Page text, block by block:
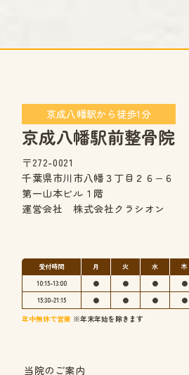
京成八幡駅から徒歩1分
京成八幡駅前整骨院
〒272-0021
千葉県市川市八幡３丁目２６−６
第一山本ビル１階
運営会社 株式会社クラシオン
受付時間 月 火 水 木
10:15-13:00
● ● ● ●
15:30-21:15
● ● ● ●
年中無休で営業 ※年末年始を除きます
当院のご案内